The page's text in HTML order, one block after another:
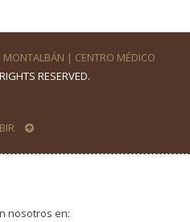
MONTALBÁN | CENTRO MÉDICO
RESERVED.
nosotros en: